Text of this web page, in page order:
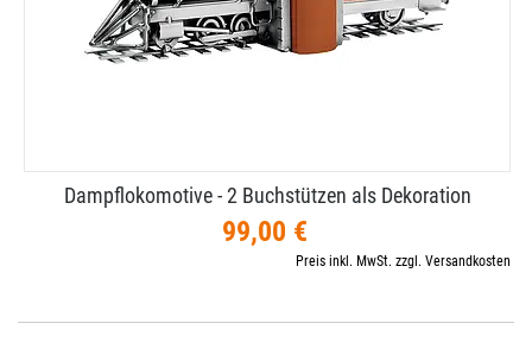
Dampflokomotive - 2 Buchstützen als Dekoration
99,00 €
Preis inkl. MwSt. zzgl. Versandkosten